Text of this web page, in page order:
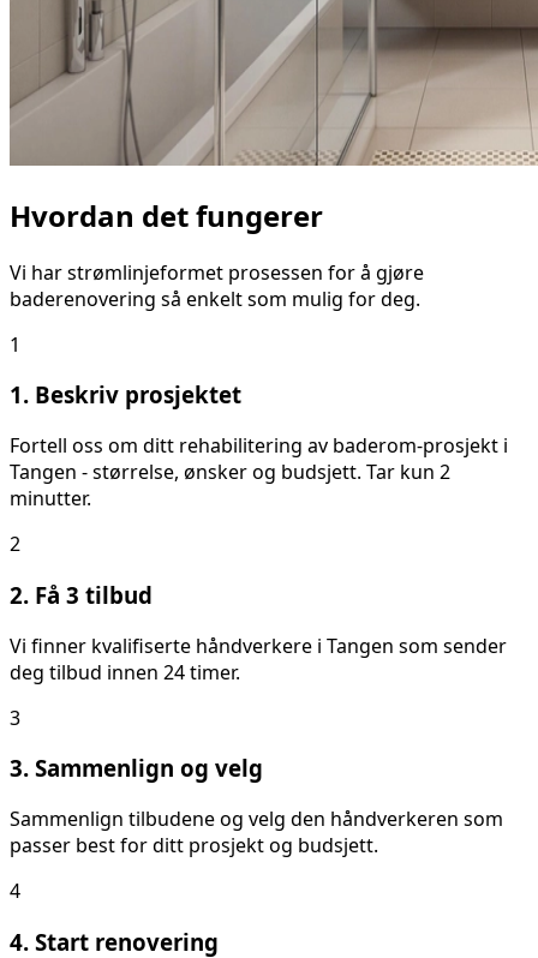
Hvordan det fungerer
Vi har strømlinjeformet prosessen for å gjøre
baderenovering så enkelt som mulig for deg.
1
1. Beskriv prosjektet
Fortell oss om ditt rehabilitering av baderom-prosjekt i
Tangen - størrelse, ønsker og budsjett. Tar kun 2
minutter.
2
2. Få 3 tilbud
Vi finner kvalifiserte håndverkere i Tangen som sender
deg tilbud innen 24 timer.
3
3. Sammenlign og velg
Sammenlign tilbudene og velg den håndverkeren som
passer best for ditt prosjekt og budsjett.
4
4. Start renovering